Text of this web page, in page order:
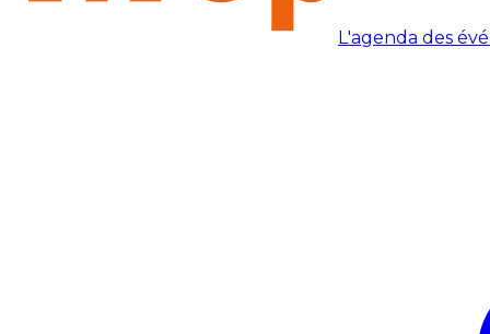
L'agenda des